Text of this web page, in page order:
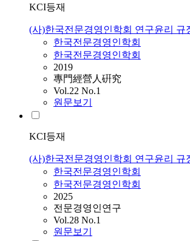
KCI등재
(사)한국전문경영인학회 연구윤리 규
한국전문경영인학회
한국전문경영인학회
2019
專門經營人硏究
Vol.22 No.1
원문보기
KCI등재
(사)한국전문경영인학회 연구윤리 규
한국전문경영인학회
한국전문경영인학회
2025
전문경영인연구
Vol.28 No.1
원문보기